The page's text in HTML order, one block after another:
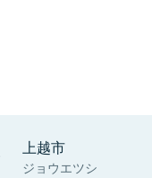
上越市
ジョウエツシ